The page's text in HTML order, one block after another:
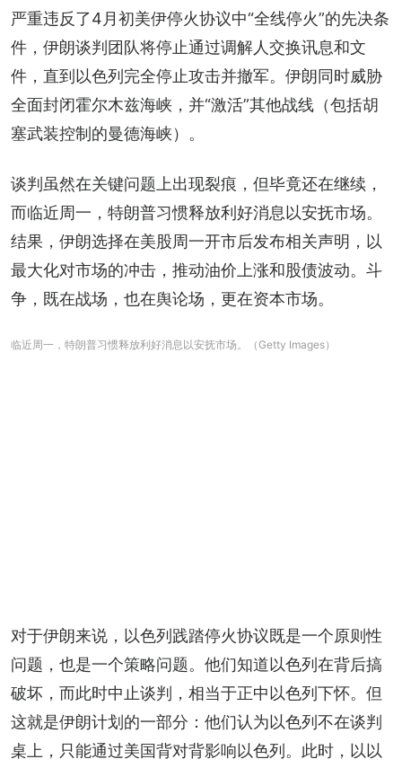
严重违反了4月初美伊停火协议中“全线停火”的先决条
件，伊朗谈判团队将停止通过调解人交换讯息和文
件，直到以色列完全停止攻击并撤军。伊朗同时威胁
全面封闭霍尔木兹海峡，并“激活”其他战线（包括胡
塞武装控制的曼德海峡）。
谈判虽然在关键问题上出现裂痕，但毕竟还在继续，
而临近周一，特朗普习惯释放利好消息以安抚市场。
结果，伊朗选择在美股周一开市后发布相关声明，以
最大化对市场的冲击，推动油价上涨和股债波动。斗
争，既在战场，也在舆论场，更在资本市场。
临近周一，特朗普习惯释放利好消息以安抚市场。（Getty Images）
对于伊朗来说，以色列践踏停火协议既是一个原则性
问题，也是一个策略问题。他们知道以色列在背后搞
破坏，而此时中止谈判，相当于正中以色列下怀。但
这就是伊朗计划的一部分：他们认为以色列不在谈判
桌上，只能通过美国背对背影响以色列。此时，以以